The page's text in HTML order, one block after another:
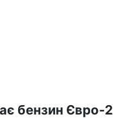
бензин Євро-2